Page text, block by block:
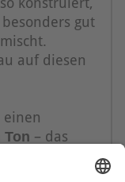
konstruiert,
gut
auf diesen
einen
Ton – das
im großen